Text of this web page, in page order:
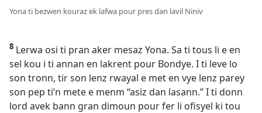
Yona ti bezwen kouraz ek lafwa pour pres dan lavil Niniv
8 Lerwa osi ti pran aker mesaz Yona. Sa ti tous li e en
sel kou i ti annan en lakrent pour Bondye. I ti leve lo
son tronn, tir son lenz rwayal e met en vye lenz parey
son pep ti’n mete e menm “asiz dan lasann.” I ti donn
lord avek bann gran dimoun pour fer li ofisyel ki tou